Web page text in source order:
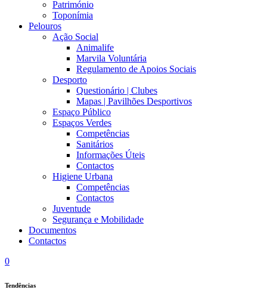
Património
Toponímia
Pelouros
Ação Social
Animalife
Marvila Voluntária
Regulamento de Apoios Sociais
Desporto
Questionário | Clubes
Mapas | Pavilhões Desportivos
Espaço Público
Espaços Verdes
Competências
Sanitários
Informações Úteis
Contactos
Higiene Urbana
Competências
Contactos
Juventude
Segurança e Mobilidade
Documentos
Contactos
0
Tendências